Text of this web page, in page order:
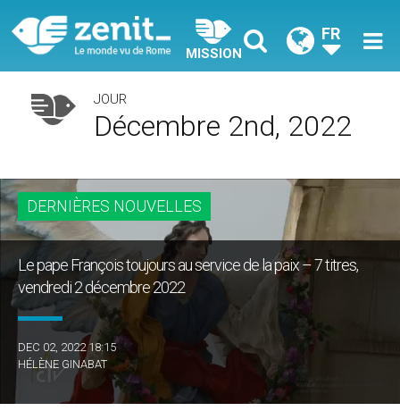
MISSION
FR
JOUR
Décembre 2nd, 2022
DERNIÈRES NOUVELLES
Le pape François toujours au service de la paix – 7 titres,
vendredi 2 décembre 2022
DEC 02, 2022 18:15
HÉLÈNE GINABAT